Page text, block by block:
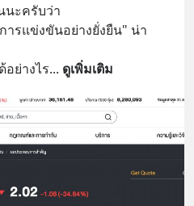
นะครับว่า
รแข่งขันอย่างยั่งยืน" น่า
อย่างไร... ดูเพิ่มเติม